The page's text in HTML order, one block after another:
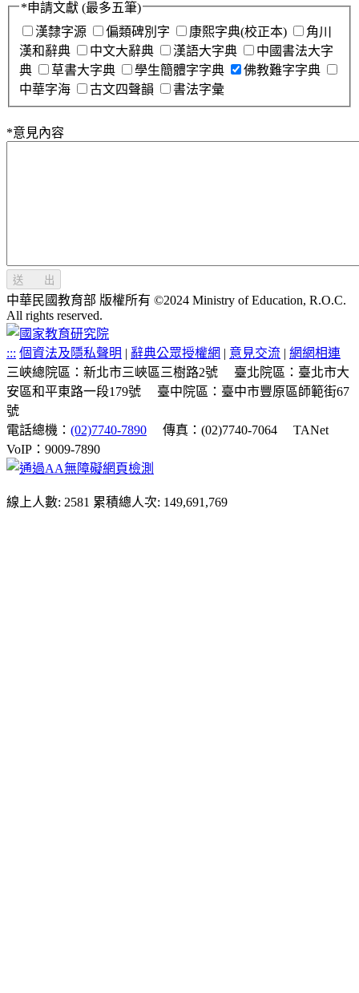
*申請文獻 (最多五筆)
漢隸字源
偏類碑別字 康熙字典(校正本)
角川
漢和辭典
中文大辭典 漢語大字典
中國書法大字
典
草書大字典 學生簡體字字典
佛教難字字典
中華字海
古文四聲韻 書法字彙
*意見內容
送 出
中華民國教育部 版權所有 ©2024 Ministry of Education, R.O.C.
All rights reserved.
::: 個資法及隱私聲明 | 辭典公眾授權網 | 意見交流 | 網網相連
三峽總院區：新北市三峽區三樹路2號
臺北院區：臺北市大
安區和平東路一段179號
臺中院區：臺中市豐原區師範街67
號
電話總機： (02)7740-7890 傳真：(02)7740-7064
TANet
VoIP：9009-7890
線上人數: 2581 累積總人次: 149,691,769